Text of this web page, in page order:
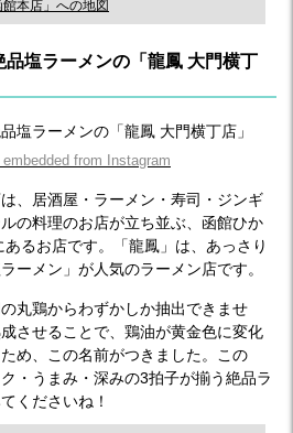
館本店」への地図
塩ラーメンの「龍鳳 大門横丁
from Instagram
、居酒屋・ラーメン・寿司・ジンギ
の料理のお店が立ち並ぶ、函館ひか
るお店です。「龍鳳」は、あっさり
ーメン」が人気のラーメン店です。
丸鶏からわずかしか抽出できませ
させることで、鶏油が黄金色に変化
め、この名前がつきました。この
・うまみ・深みの3拍子が揃う絶品ラ
くださいね！